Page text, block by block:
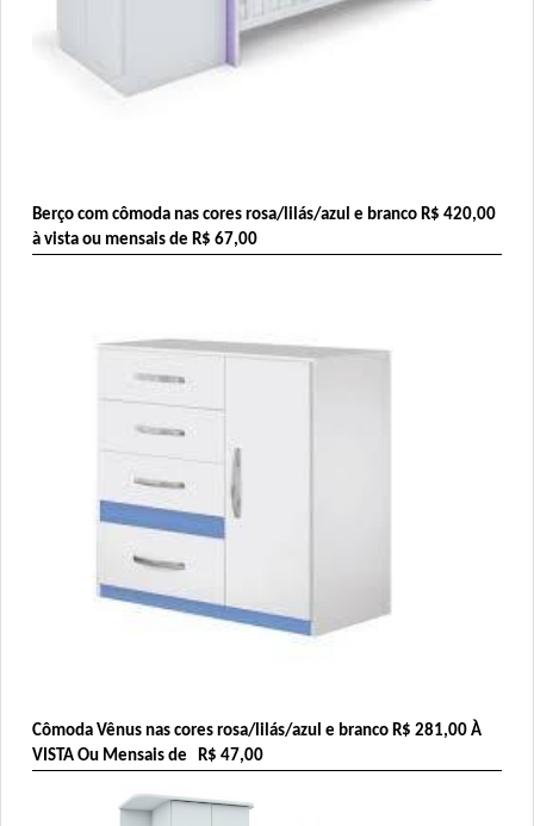
Berço com cômoda nas cores rosa/lilás/azul e branco R$ 420,00
à vista ou mensais de R$ 67,00
Cômoda Vênus nas cores rosa/lilás/azul e branco R$ 281,00 À
VISTA Ou Mensais de   R$ 47,00